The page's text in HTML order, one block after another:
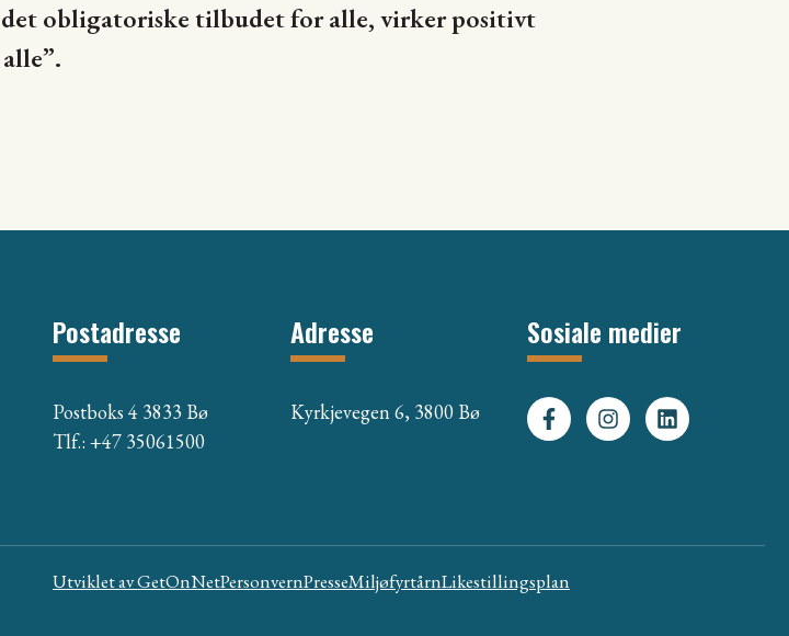
obligatoriske tilbudet for alle, virker positivt
Postadresse
Postboks 4 3833 Bø
Tlf.: +47 35061500
Adresse
Kyrkjevegen 6, 3800 Bø
Sosiale medier
Utviklet avGetOnNetPersonvernPresseMiljøfyrtårnLikestillingsplan